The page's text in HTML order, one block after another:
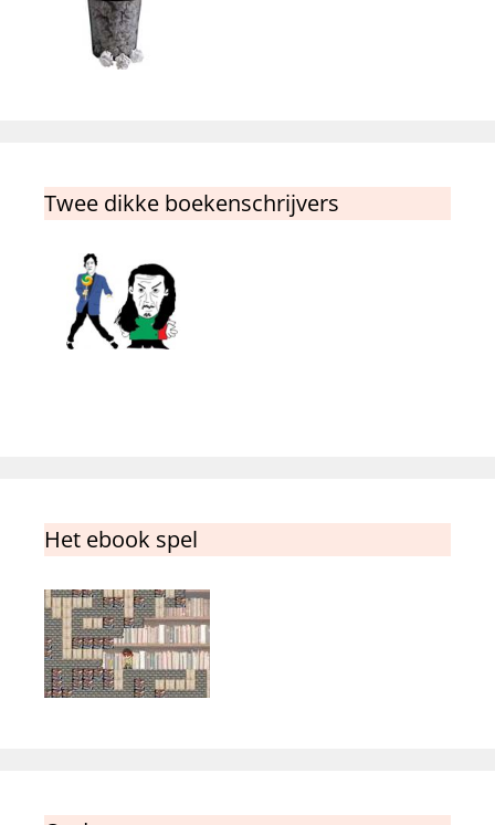
Twee dikke boekenschrijvers
Het ebook spel